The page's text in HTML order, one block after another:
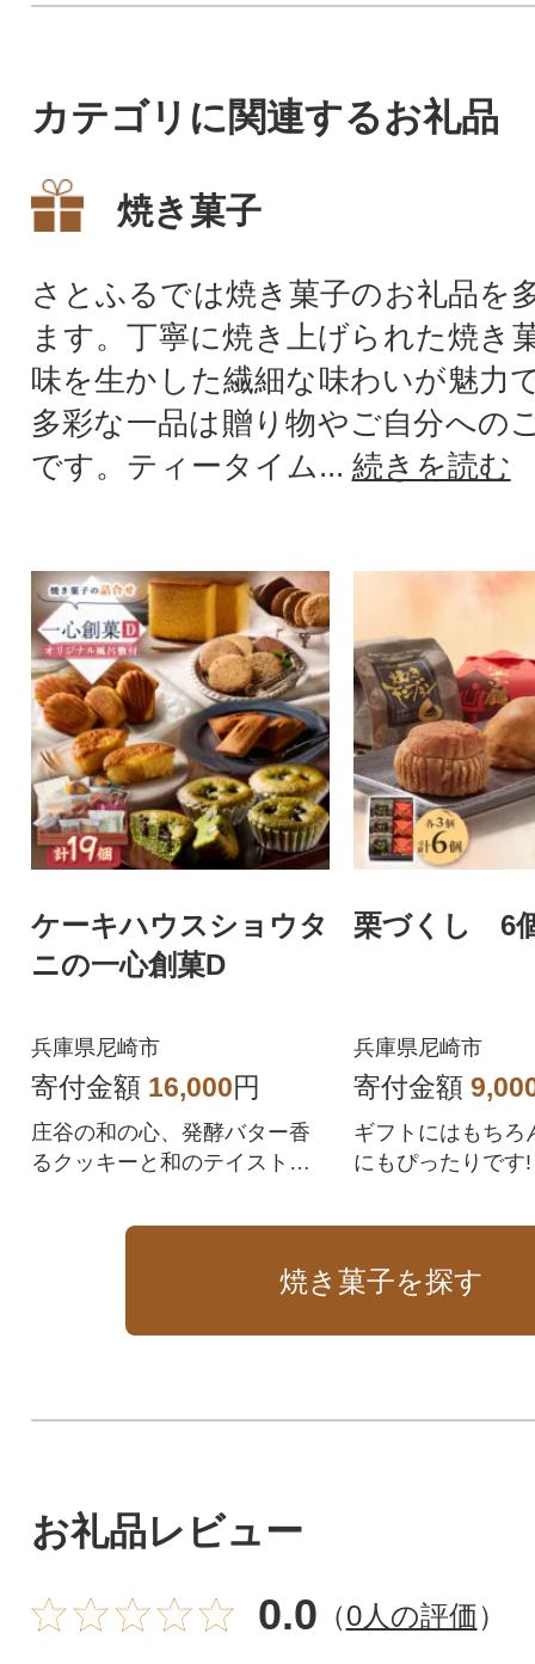
カテゴリに関連するお礼品
焼き菓子
さとふるでは焼き菓子のお礼品を
ます。丁寧に焼き上げられた焼き
味を生かした繊細な味わいが魅力
多彩な一品は贈り物やご自分への
です。ティータイム... 続きを読む
ケーキハウスショウタ
ニの一心創菓D
兵庫県尼崎市
寄付金額 16,000円
庄谷の和の心、発酵バター香
るクッキーと和のテイストを
わせです。
栗づくし 6
兵庫県尼崎市
寄付金額
ギフトにはもちろ
にもぴったりです!
焼き菓子を探す
お礼品レビュー
0.0 （0人の評価）